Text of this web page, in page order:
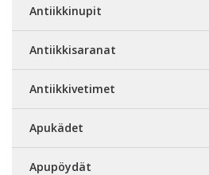
Antiikkinupit
Antiikkisaranat
Antiikkivetimet
Apukädet
Apupöydät